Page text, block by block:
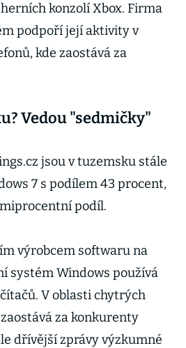
konzolí Xbox. Firma
podpoří její aktivity v
kde zaostává za
Vedou "sedmičky"
jsou v tuzemsku stále
7 s podílem 43 procent,
podíl.
výrobcem softwaru na
systém Windows používá
V oblasti chytrých
za konkurenty
dřívější zprávy výzkumné